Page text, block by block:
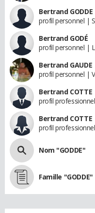
Bertrand GODDE
profil personnel |
Bertrand GODÉ
profil personnel |
Bertrand GAUDE
profil personnel |
Bertrand COTTE
profil
Bertrand COTTE
profil professionnel
Nom "GODDE"
Famille "GODDE"